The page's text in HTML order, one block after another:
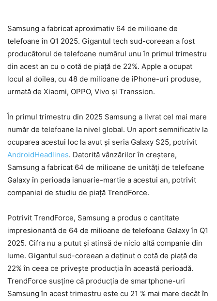
Samsung a fabricat aproximativ 64 de milioane de
telefoane în Q1 2025. Gigantul tech sud-coreean a fost
producătorul de telefoane numărul unu în primul trimestru
din acest an cu o cotă de piață de 22%. Apple a ocupat
locul al doilea, cu 48 de milioane de iPhone-uri produse,
urmată de Xiaomi, OPPO, Vivo și Transsion.
În primul trimestru din 2025 Samsung a livrat cel mai mare
număr de telefoane la nivel global. Un aport semnificativ la
ocuparea acestui loc la avut și seria Galaxy S25, potrivit
AndroidHeadlines. Datorită vânzărilor în creștere,
Samsung a fabricat 64 de milioane de unități de telefoane
Galaxy în perioada ianuarie-martie a acestui an, potrivit
companiei de studiu de piață TrendForce.
Potrivit TrendForce, Samsung a produs o cantitate
impresionantă de 64 de milioane de telefoane Galaxy în Q1
2025. Cifra nu a putut și atinsă de nicio altă companie din
lume. Gigantul sud-coreean a deținut o cotă de piață de
22% în ceea ce privește producția în această perioadă.
TrendForce susține că producția de smartphone-uri
Samsung în acest trimestru este cu 21 % mai mare decât în